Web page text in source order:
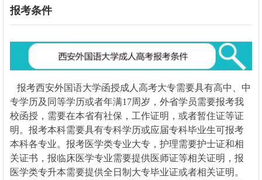
报考条件
报考西安外国语大学函授成人高考大专需要具有高中、中
专学历及同等学历或者年满17周岁，外省学员需要报考我
校函授，需要在本省有社保，工作证明，或者暂住证等证
明。报考本科需要具有专科学历或应届专科毕业生可报考
本科各专业。报考医学类专业大专，护理需要护士证和相
关证书，报临床医学专业需要提供医师证等相关证明，报
医学类专升本需要提供全日制大专毕业证或者相关证明。